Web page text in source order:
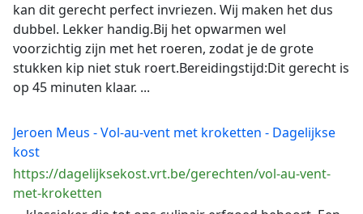
kan dit gerecht perfect invriezen. Wij maken het dus
dubbel. Lekker handig.Bij het opwarmen wel
voorzichtig zijn met het roeren, zodat je de grote
stukken kip niet stuk roert.Bereidingstijd:Dit gerecht is
op 45 minuten klaar. ...
Jeroen Meus - Vol-au-vent met kroketten - Dagelijkse
kost
https://dagelijksekost.vrt.be/gerechten/vol-au-vent-
met-kroketten